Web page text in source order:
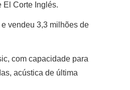
El Corte Inglés.
vendeu 3,3 milhões de
com capacidade para
acústica de última